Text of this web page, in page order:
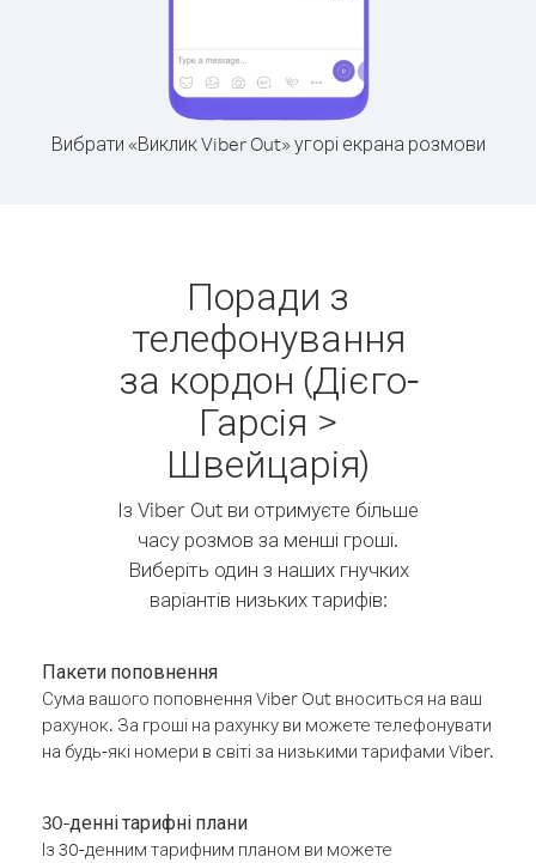
Вибрати «Виклик Viber Out» угорі екрана розмови
Поради з
телефонування
за кордон (Дієго-
Гарсія >
Швейцарія)
Із Viber Out ви отримуєте більше
часу розмов за менші гроші.
Виберіть один з наших гнучких
варіантів низьких тарифів:
Пакети поповнення
Сума вашого поповнення Viber Out вноситься на ваш
рахунок. За гроші на рахунку ви можете телефонувати
на будь-які номери в світі за низькими тарифами Viber.
30-денні тарифні плани
Із 30-денним тарифним планом ви можете